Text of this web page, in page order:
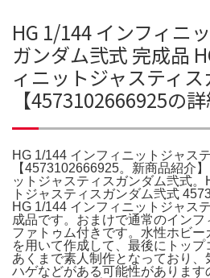
HG 1/144 インフィニ
ガンダム弐式 完成品
ィニットジャスティ
【4573102666925の
HG 1/144 インフィニットジャス
【4573102666925。新商品紹介
ットジャスティスガンダム弐式。
トジャスティスガンダム弐式
HG 1/144 インフィニットジャス
成品です。おまけで通常のイン
ファトゥム付きです。水性ホビ
を用いて作成して、最後にトップ
あくまで素人制作となっており
ハゲなどがある可能性がありま